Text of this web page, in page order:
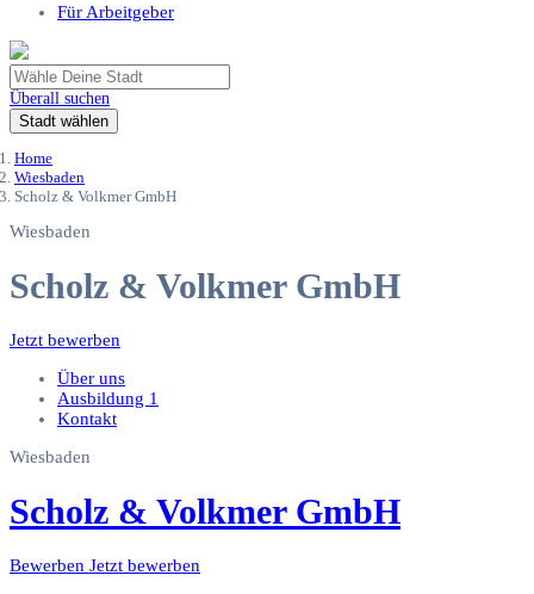
Für Arbeitgeber
Überall suchen
Stadt wählen
Home
Wiesbaden
Scholz & Volkmer GmbH
Wiesbaden
Scholz & Volkmer GmbH
Jetzt bewerben
Über uns
Ausbildung 1
Kontakt
Wiesbaden
Scholz & Volkmer GmbH
Bewerben Jetzt bewerben